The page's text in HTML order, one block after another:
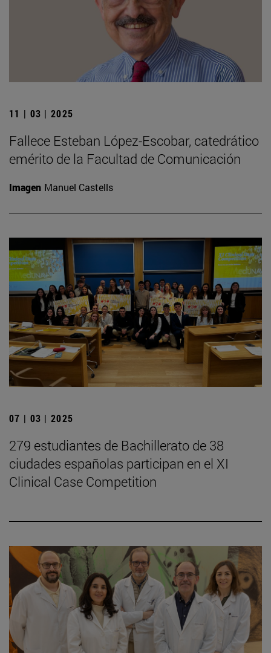
11 | 03 | 2025
Fallece Esteban López-Escobar, catedrático
emérito de la Facultad de Comunicación
Imagen Manuel Castells
07 | 03 | 2025
279 estudiantes de Bachillerato de 38
ciudades españolas participan en el XI
Clinical Case Competition